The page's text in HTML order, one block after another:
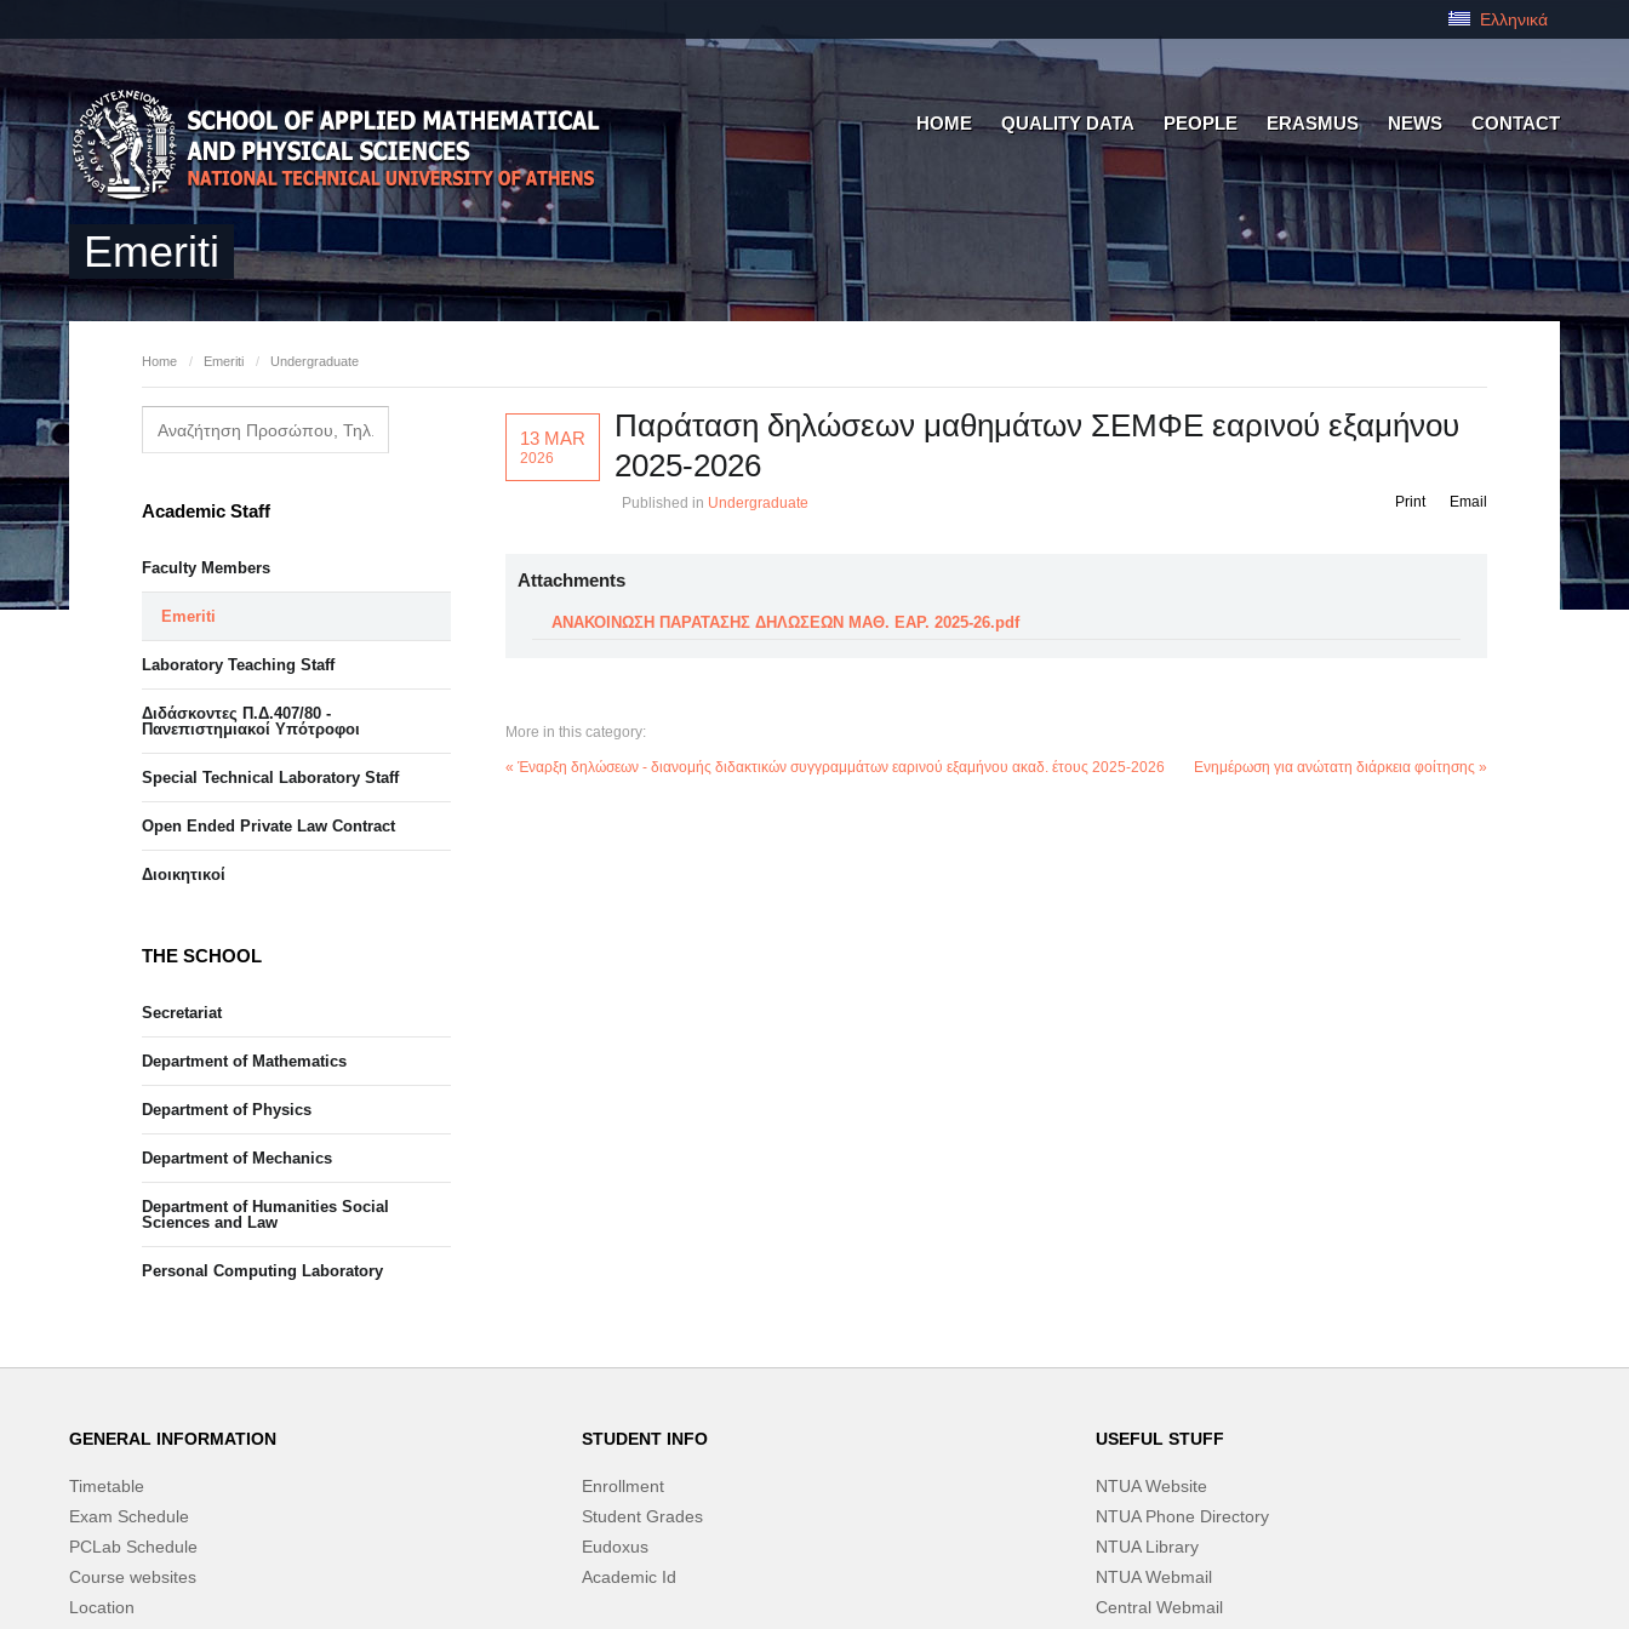
Ελληνικά
HOME QUALITY DATA PEOPLE ERASMUS NEWS CONTACT
Emeriti
Home / Emeriti / Undergraduate
13 MAR
2026
Παράταση δηλώσεων μαθημάτων ΣΕΜΦΕ εαρινού εξαμήνου
2025-2026
Published in Undergraduate Email
Print
Attachments
ΑΝΑΚΟΙΝΩΣΗ ΠΑΡΑΤΑΣΗΣ ΔΗΛΩΣΕΩΝ ΜΑΘ. ΕΑΡ. 2025-26.pdf
More in this category:
« Έναρξη δηλώσεων - διανομής διδακτικών συγγραμμάτων εαρινού εξαμήνου ακαδ. έτους 2025-2026 Ενημέρωση για ανώτατη διάρκεια φοίτησης »
Academic Staff
Faculty Members
Emeriti
Laboratory Teaching Staff
Διδάσκοντες Π.Δ.407/80 -
Πανεπιστημιακοί Υπότροφοι
Special Technical Laboratory Staff
Open Ended Private Law Contract
Διοικητικοί
THE SCHOOL
Secretariat
Department of Mathematics
Department of Physics
Department of Mechanics
Department of Humanities Social
Sciences and Law
Personal Computing Laboratory
GENERAL INFORMATION
Timetable
Exam Schedule
PCLab Schedule
Course websites
Location
STUDENT INFO
Enrollment
Student Grades
Eudoxus
Academic Id
USEFUL STUFF
NTUA Website
NTUA Phone Directory
NTUA Library
NTUA Webmail
Central Webmail